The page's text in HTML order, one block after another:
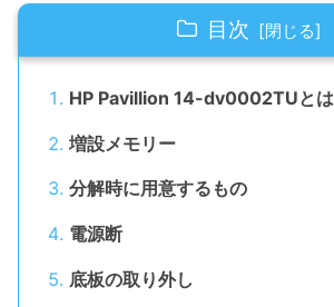
目次
HP Pavillion 14-dv0002TUとは
増設メモリー
分解時に用意するもの
電源断
底板の取り外し